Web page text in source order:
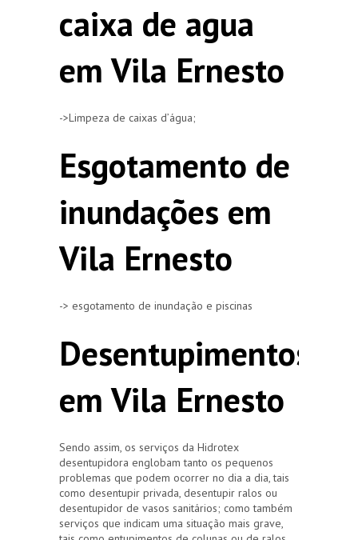
caixa de agua
em Vila Ernesto
->Limpeza de caixas d’água;
Esgotamento de
inundações em
Vila Ernesto
-> esgotamento de inundação e piscinas
Desentupimentos
em Vila Ernesto
Sendo assim, os serviços da Hidrotex
desentupidora englobam tanto os pequenos
problemas que podem ocorrer no dia a dia, tais
como desentupir privada, desentupir ralos ou
desentupidor de vasos sanitários; como também
serviços que indicam uma situação mais grave,